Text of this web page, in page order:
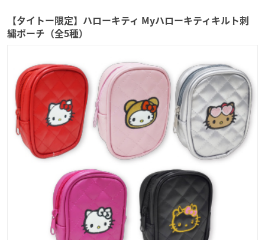
【タイトー限定】ハローキティ Myハローキティキルト刺
繍ポーチ（全5種）